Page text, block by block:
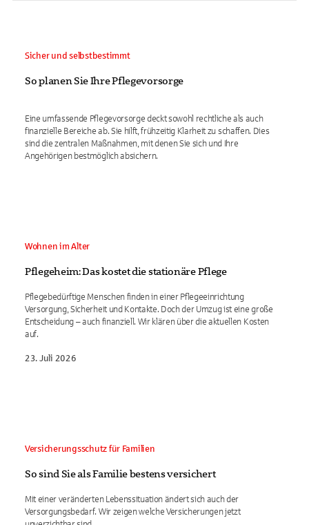
Sicher und selbstbestimmt
So planen Sie Ihre Pflegevorsorge
Eine umfassende Pflegevorsorge deckt sowohl rechtliche als auch
finanzielle Bereiche ab. Sie hilft, frühzeitig Klarheit zu schaffen. Dies
sind die zentralen Maßnahmen, mit denen Sie sich und Ihre
Angehörigen bestmöglich absichern.
Wohnen im Alter
Pflegeheim: Das kostet die stationäre Pflege
Pflegebedürftige Menschen finden in einer Pflegeeinrichtung
Versorgung, Sicherheit und Kontakte. Doch der Umzug ist eine große
Entscheidung – auch finanziell. Wir klären über die aktuellen Kosten
auf.
23. Juli 2026
Versicherungsschutz für Familien
So sind Sie als Familie bestens versichert
Mit einer veränderten Lebenssituation ändert sich auch der
Versorgungsbedarf. Wir zeigen welche Versicherungen jetzt